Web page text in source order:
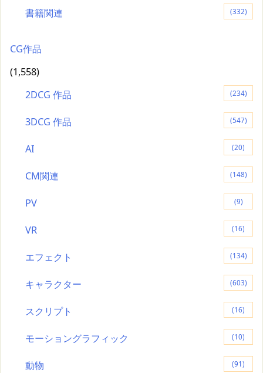
書籍関連 (332)
CG作品
(1,558)
2DCG 作品
(234)
3DCG 作品 (547)
AI (20)
CM関連 (148)
PV (9)
VR (16)
エフェクト (134)
キャラクター (603)
スクリプト (16)
モーショングラフィック (10)
動物 (91)